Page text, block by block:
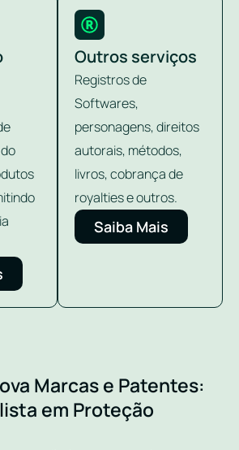
Outros serviços
Registros de
Softwares,
personagens, direitos
autorais, métodos,
livros, cobrança de
royalties e outros.
Saiba Mais
Marcas e Patentes:
em Proteção